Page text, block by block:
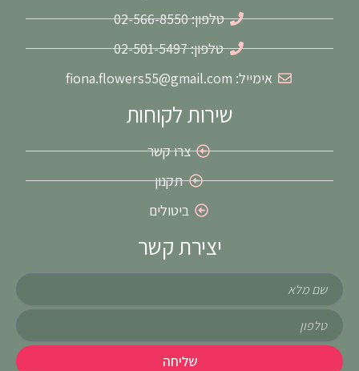
-
m
טלפון: 02-566-8550
טלפון: 02-501-5497
אימייל: fiona.flowers55@gmail.com
שירות לקוחות
צרו קשר
תקנון
ביטולים
יצירת קשר
שם
טלפון
שליחה